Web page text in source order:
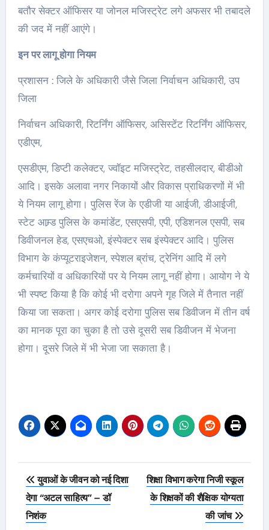
बतौर सेक्टर ऑफिसर या जोनल मजिस्ट्रेट लगे अफसर भी तबादले
की जद में नहीं आएंगे।
इन पर लागू होगा नियम
प्रशासन : जिले के अधिकारी जैसे जिला निर्वाचन अधिकारी, उप
जिला
निर्वाचन अधिकारी, रिटर्निंग ऑफिसर, असिस्टेंट रिटर्निंग ऑफिसर,
एडीएम,
एसडीएम, डिप्टी कलेक्टर, ज्वॉइट मजिस्ट्रेट, तहसीलदार, बीडीओ
आदि। इसके अलावा नगर निकायों और विकास प्राधिकरणों में भी
ये नियम लागू होगा। पुलिस रेंज के एडीजी या आईजी, डीआईजी,
स्टेट आम्र्ड पुलिस के कमांडेंट, एसएसपी, एपी, एडिशनल एसपी, सब
डिवीजनल हेड, एसएचओ, इंस्पेक्टर सब इंस्पेक्टर आदि। पुलिस
विभाग के कंप्यूटराइजेशन, स्पेशल ब्रांच, ट्रेनिंग आदि में लगे
कर्मचारियों व अधिकारियों पर ये नियम लागू नहीं होगा। आयोग ने ये
भी स्पष्ट किया है कि कोई भी दरोगा अपने गृह जिले में तैनात नहीं
किया जा सकता। अगर कोई दरोगा पुलिस सब डिवीजन में तीन वर्ष
का मानक पूरा का चुका है तो उसे दूसरी सब डिवीजन में भेजना
होगा। दूसरे जिले में भी भेजा जा सकाता है।
Post
navigation
युवाओं के जीवन को नई दिशा
देगा “अटल साहित्य” – डॉ
निशंक
शिक्षा विभाग करेगा निजी स्कूल
के शिक्षकों की शैक्षिक योग्यता
की जांच